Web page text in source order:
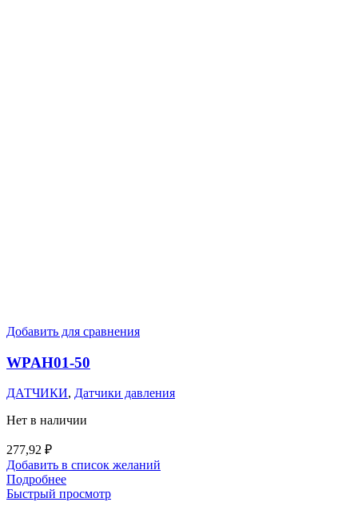
Добавить для сравнения
WPAH01-50
ДАТЧИКИ, Датчики давления
Нет в наличии
277,92 ₽
Добавить в список желаний
Подробнее
Быстрый просмотр